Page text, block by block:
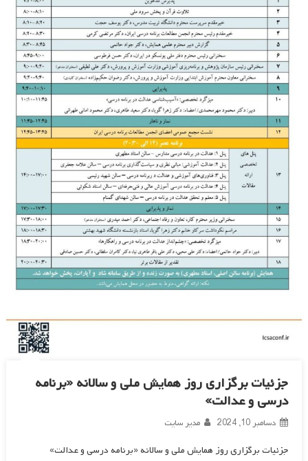
جزئیات برگزاری روز همایش ملی و سالانه «برنامه
درسی و عدالت»
دسامبر 10, 2024 مدیر سایت
جزئیات برگزاری روز همایش ملی و سالانه «برنامه درسی و عدالت»